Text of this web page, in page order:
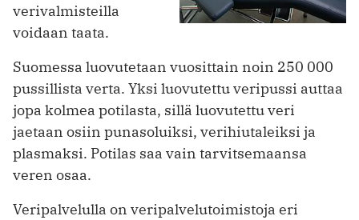
verivalmisteilla
voidaan taata.
Suomessa luovutetaan vuosittain noin 250 000
pussillista verta. Yksi luovutettu veripussi auttaa
jopa kolmea potilasta, sillä luovutettu veri
jaetaan osiin punasoluiksi, verihiutaleiksi ja
plasmaksi. Potilas saa vain tarvitsemaansa
veren osaa.
Veripalvelulla on veripalvelutoimistoja eri